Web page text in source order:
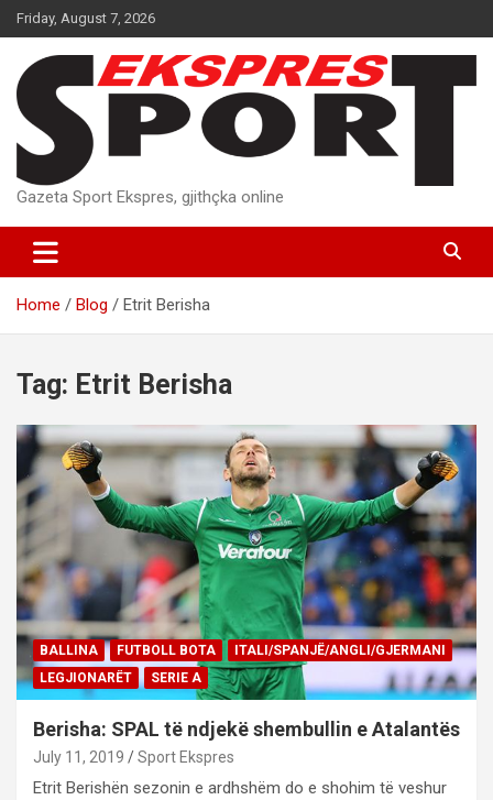
Skip
to
content
Friday, August 7, 2026
Gazeta Sport Ekspres, gjithçka online
Home Blog Etrit Berisha
Tag: Etrit Berisha
BALLINA FUTBOLL BOTA
ITALI/SPANJË/ANGLI/GJERMANI
LEGJIONARËT
SERIE A
Berisha: SPAL të ndjekë shembullin e Atalantës
July 11, 2019 Sport Ekspres
Etrit Berishën sezonin e ardhshëm do e shohim të veshur